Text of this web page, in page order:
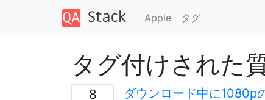
Apple タグ
タグ付けされた
8 ダウンロード中に1080p